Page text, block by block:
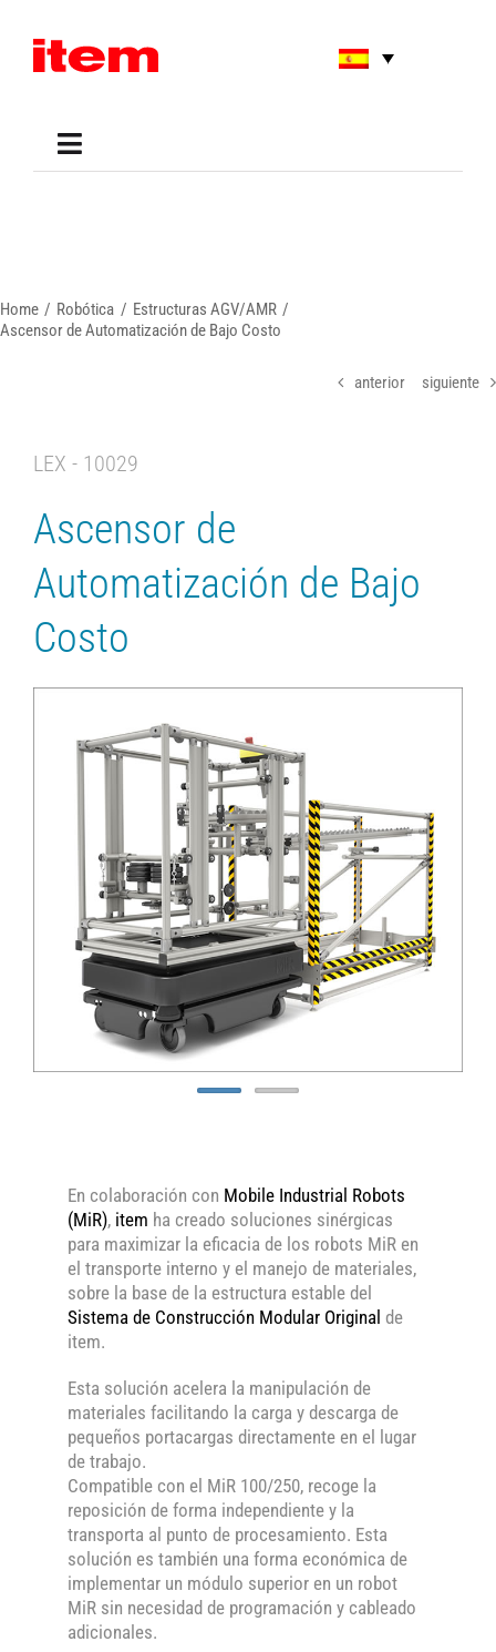
content
Toggle
Support
Home Robótica
Estructuras AGV/AMR
Ascensor de Automatización de Bajo Costo
anterior siguiente
LEX - 10029
Ascensor de
Automatización de Bajo
Costo
En colaboración con Mobile Industrial Robots
(MiR), item ha creado soluciones sinérgicas
para maximizar la eficacia de los robots MiR en
el transporte interno y el manejo de materiales,
sobre la base de la estructura estable del
Sistema de Construcción Modular Original de
item.
Esta solución acelera la manipulación de
materiales facilitando la carga y descarga de
pequeños portacargas directamente en el lugar
de trabajo.
Compatible con el MiR 100/250, recoge la
reposición de forma independiente y la
transporta al punto de procesamiento. Esta
solución es también una forma económica de
implementar un módulo superior en un robot
MiR sin necesidad de programación y cableado
adicionales.